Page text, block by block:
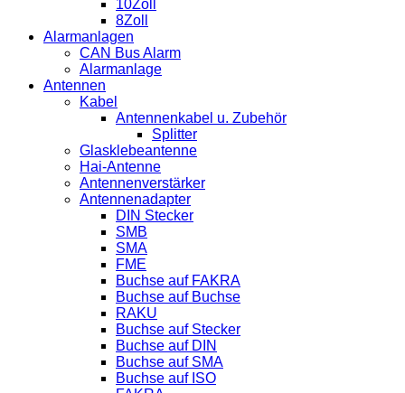
10Zoll
8Zoll
Alarmanlagen
CAN Bus Alarm
Alarmanlage
Antennen
Kabel
Antennenkabel u. Zubehör
Splitter
Glasklebeantenne
Hai-Antenne
Antennenverstärker
Antennenadapter
DIN Stecker
SMB
SMA
FME
Buchse auf FAKRA
Buchse auf Buchse
RAKU
Buchse auf Stecker
Buchse auf DIN
Buchse auf SMA
Buchse auf ISO